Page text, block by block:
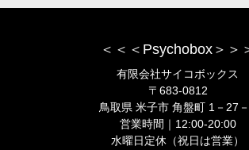
＜＜＜Psychobox＞＞
有限会社サイコボックス
〒683-0812
鳥取県 米子市 角盤町 1－27
営業時間｜12:00-20:00
水曜日定休（祝日は営業）